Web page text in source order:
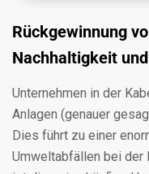
Rückgewinnung
Nachhaltigkeit
Unternehmen in der
Anlagen (genauer
Dies führt zu einer
Umweltabfällen bei der